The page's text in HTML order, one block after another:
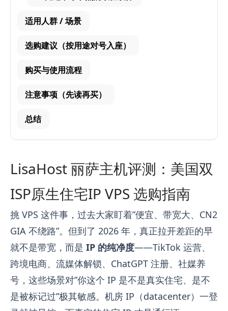
适用人群 / 场景
选购建议（按用途对号入座）
购买与使用流程
注意事项（先读再买）
总结
LisaHost 丽萨主机评测：美国双
ISP原生住宅IP VPS 选购指南
挑 VPS 这件事，过去大家盯着”便宜、带宽大、CN2
GIA 不绕路”。但到了 2026 年，真正拉开差距的早
就不是带宽，而是 IP 的纯净度——TikTok 运营、
跨境电商、流媒体解锁、ChatGPT 注册、社媒养
号，这些场景对”你这个 IP 是不是真实住宅、是不
是被标记过”极其敏感。机房 IP（datacenter）一登